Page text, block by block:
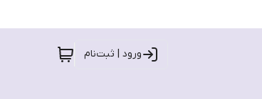
ورود | ثبت‌نام